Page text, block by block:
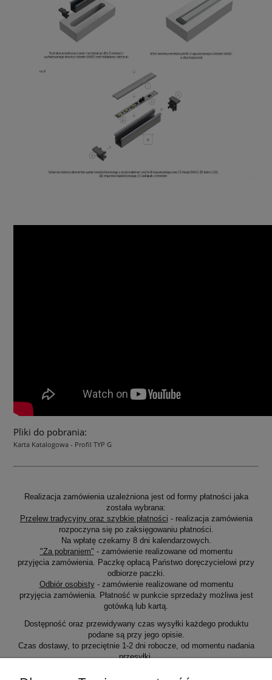
Pliki do pobrania:
Karta Katalogowa - Profil TYP G
Realizacja zamówienia uzależniona jest od formy płatności jaka
została wybrana:
Przelew tradycyjny oraz szybkie płatności - realizacja zamówienia
rozpoczyna się po zaksięgowaniu płatności.
Na wpłatę czekamy 8 dni kalendarzowych.
"Za pobraniem" - zamówienie realizowane od momentu
przyjęcia zamówienia. Paczkę opłacą Państwo doręczycielowi przy
odbiorze paczki.
Odbiór osobisty- zamówienie realizowane od momentu
przyjęcia zamówienia. Płatność w punkcie sprzedaży możliwa jest
gotówką lub kartą.
Dostępność oraz przewidywany czas wysyłki każdego produktu
podane są przy jego opisie.
Czas dostawy, to przeciętnie 1-2 dni robocze, od momentu nadania
przesyłki.